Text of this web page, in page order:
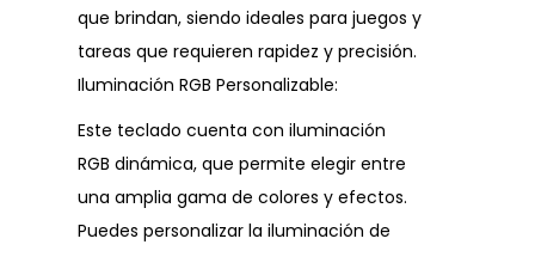
que brindan, siendo ideales para juegos y
tareas que requieren rapidez y precisión.
Iluminación RGB Personalizable:
Este teclado cuenta con iluminación
RGB dinámica, que permite elegir entre
una amplia gama de colores y efectos.
Puedes personalizar la iluminación de